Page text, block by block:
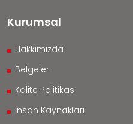
Kurumsal
Hakkımızda
Belgeler
Kalite Politikası
İnsan Kaynakları